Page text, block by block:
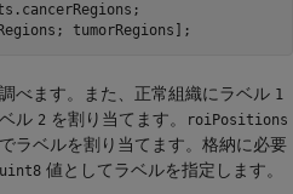
tumorRegions];
べます。また、正常組織にラベル 1
ル 2 を割り当てます。 roiPositions
ラベルを割り当てます。格納に必要
uint8 値としてラベルを指定します。